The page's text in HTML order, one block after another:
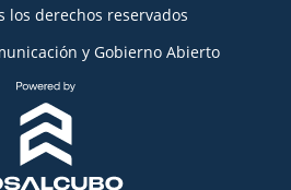
los derechos reservados
y Gobierno Abierto